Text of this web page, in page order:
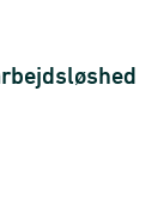
20-
og